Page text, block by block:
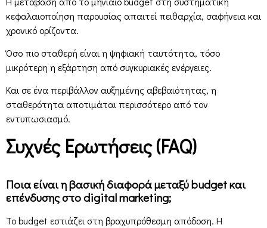
κεφαλαιοποίηση παρουσίας απαιτεί πειθαρχία, σαφήνεια και
χρονικό ορίζοντα.
Όσο πιο σταθερή είναι η ψηφιακή ταυτότητα, τόσο
μικρότερη η εξάρτηση από συγκυριακές ενέργειες.
Και σε ένα περιβάλλον αυξημένης αβεβαιότητας, η
σταθερότητα αποτιμάται περισσότερο από τον
εντυπωσιασμό.
Συχνές Ερωτήσεις (FAQ)
Ποια είναι η βασική διαφορά μεταξύ budget και
επένδυσης στο digital marketing;
Το budget εστιάζει στη βραχυπρόθεσμη απόδοση. Η